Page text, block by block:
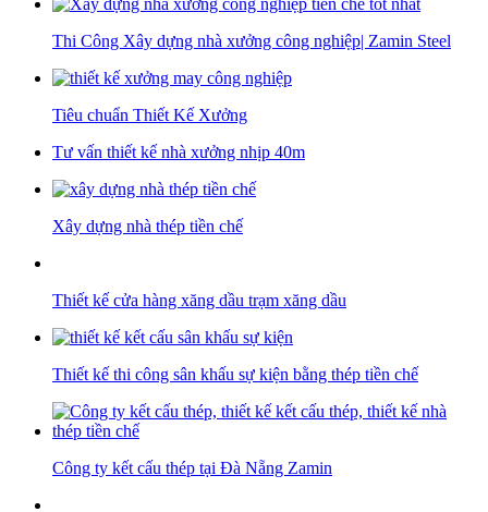
Thi Công Xây dựng nhà xưởng công nghiệp| Zamin Steel
Tiêu chuẩn Thiết Kế Xưởng
Tư vấn thiết kế nhà xưởng nhịp 40m
Xây dựng nhà thép tiền chế
Thiết kế cửa hàng xăng dầu trạm xăng dầu
Thiết kế thi công sân khấu sự kiện bằng thép tiền chế
Công ty kết cấu thép tại Đà Nẵng Zamin